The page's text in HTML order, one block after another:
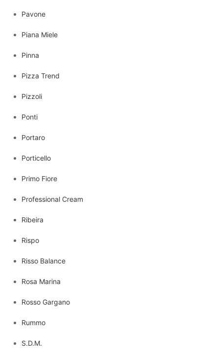
Pavone
Piana Miele
Pinna
Pizza Trend
Pizzoli
Ponti
Portaro
Porticello
Primo Fiore
Professional Cream
Ribeira
Rispo
Risso Balance
Rosa Marina
Rosso Gargano
Rummo
S.D.M.